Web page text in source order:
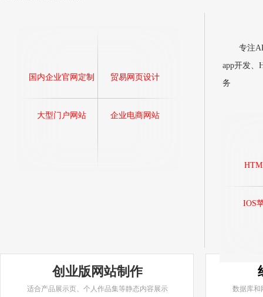
国内企业官网定制 贸易网页设计
大型门户网站 企业电商网站
专注
app开发、
务
IOS
创业版网站制作
适合产品展示页、个人作品集等静态内容展示 数据库和